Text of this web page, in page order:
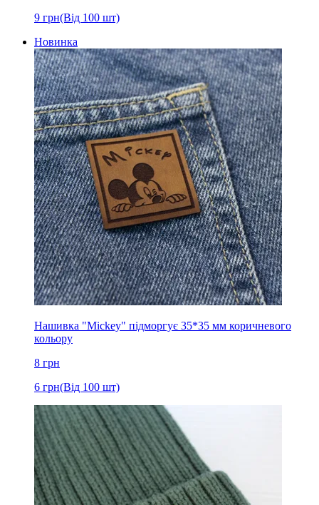
9 грн(Від 100 шт)
Новинка
Нашивка "Mickey" підморгує 35*35 мм коричневого
кольору
8 грн
6 грн(Від 100 шт)